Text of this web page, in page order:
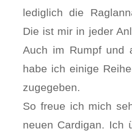
lediglich die
Die ist mir in jeder
Auch im Rumpf und
habe ich einige
zugegeben.
So freue ich mich
neuen Cardigan. Ich